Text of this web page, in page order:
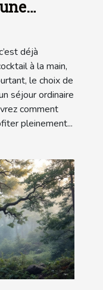
déjà
à la main,
le choix de
séjour ordinaire
comment
pleinement...